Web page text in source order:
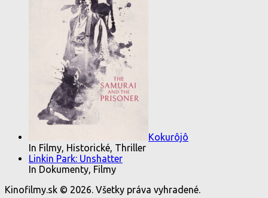
Kokurôjô
In Filmy, Historické, Thriller
Linkin Park: Unshatter
In Dokumenty, Filmy
Kinofilmy.sk © 2026. Všetky práva vyhradené.